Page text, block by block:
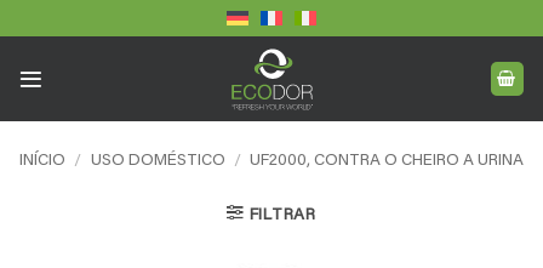
to
INÍCIO / USO DOMÉSTICO / UF2000, CONTRA O CHEIRO A URINA
FILTRAR